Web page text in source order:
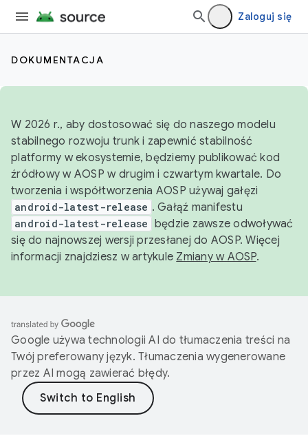
Zaloguj się
DOKUMENTACJA
W 2026 r., aby dostosować się do naszego modelu
stabilnego rozwoju trunk i zapewnić stabilność
platformy w ekosystemie, będziemy publikować kod
źródłowy w AOSP w drugim i czwartym kwartale. Do
tworzenia i współtworzenia AOSP używaj gałęzi
android-latest-release . Gałąź manifestu
android-latest-release będzie zawsze odwoływać
się do najnowszej wersji przesłanej do AOSP. Więcej
informacji znajdziesz w artykule Zmiany w AOSP.
Google używa technologii AI do tłumaczenia treści na
Twój preferowany język. Tłumaczenia wygenerowane
przez AI mogą zawierać błędy.